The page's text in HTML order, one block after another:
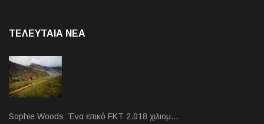
ΤΕΛΕΥΤΑΙΑ NEA
Sophie Woods: Ένα επικό FKT 2.018 χιλιομ…